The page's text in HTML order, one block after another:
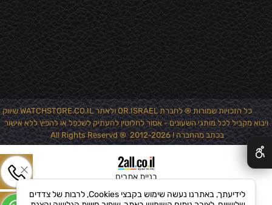
כל הזכויות שמורות ® לחברת OR.ISRAEL ולאתר WATCHSTORE.CO.IL שיווק
ויבוא מקביל לכל מותגי השעונים - אסור לחלוטין להעתיק לשכפל או להפיץ ללא אישור
בכתב מהחברה ! 2012-2026 ® All Rights Reservd
בניית אתרים
✕
לידיעתך, באתרנו נעשה שימוש בקבצי Cookies, לרבות של צדדים